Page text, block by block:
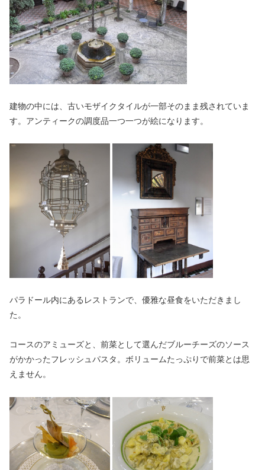
建物の中には、古いモザイクタイルが一部そのまま残されていま
す。アンティークの調度品一つ一つが絵になります。
パラドール内にあるレストランで、優雅な昼食をいただきまし
た。
コースのアミューズと、前菜として選んだブルーチーズのソース
がかかったフレッシュパスタ。ボリュームたっぷりで前菜とは思
えません。